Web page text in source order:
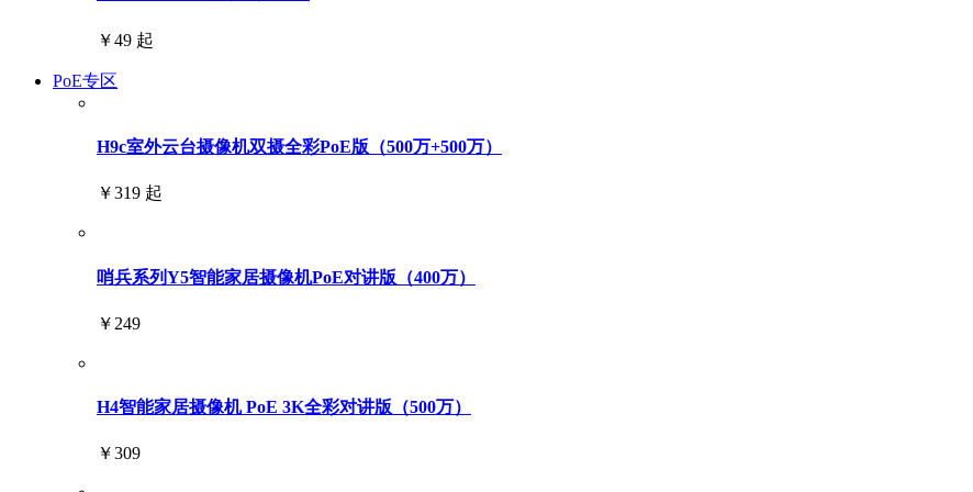
￥49 起
PoE专区
H9c室外云台摄像机双摄全彩PoE版（500万+500万）
￥319 起
哨兵系列Y5智能家居摄像机PoE对讲版（400万）
￥249
H4智能家居摄像机 PoE 3K全彩对讲版（500万）
￥309